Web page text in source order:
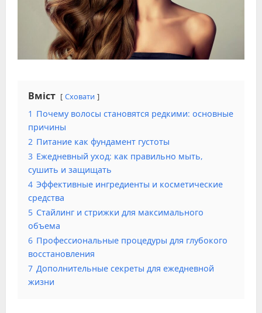
Вміст Сховати
1 Почему волосы становятся редкими: основные
причины
2 Питание как фундамент густоты
3 Ежедневный уход: как правильно мыть,
сушить и защищать
4 Эффективные ингредиенты и косметические
средства
5 Стайлинг и стрижки для максимального
объема
6 Профессиональные процедуры для глубокого
восстановления
7 Дополнительные секреты для ежедневной
жизни